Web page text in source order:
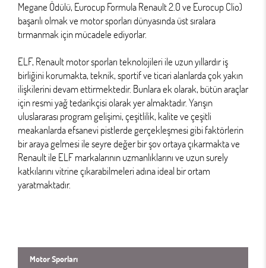
Megane Ödülü, Eurocup Formula Renault 2.0 ve Eurocup Clio)
başarılı olmak ve motor sporları dünyasında üst sıralara
tırmanmak için mücadele ediyorlar.
ELF, Renault motor sporları teknolojileri ile uzun yıllardır iş
birliğini korumakta, teknik, sportif ve ticari alanlarda çok yakın
ilişkilerini devam ettirmektedir. Bunlara ek olarak, bütün araçlar
için resmi yağ tedarikçisi olarak yer almaktadır. Yarışın
uluslararası program gelişimi, çeşitlilik, kalite ve çeşitli
meakanlarda efsanevi pistlerde gerçekleşmesi gibi faktörlerin
bir araya gelmesi ile seyre değer bir şov ortaya çıkarmakta ve
Renault ile ELF markalarının uzmanlıklarını ve uzun surely
katkılarını vitrine çıkarabilmeleri adına ideal bir ortam
yaratmaktadır.
Motor Sporları